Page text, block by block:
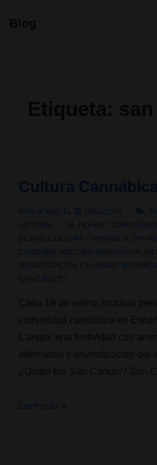
Cultura
PUBLICADO EL 19/01/2026
HISTORIA
NO HAY
BILBAO
CULTURA CANNABICA
CANNABIS
HISTORIA MARIHUANA
MANIFESTACION CANNABIS
SAN CANUTO
Cultura
Leer más »